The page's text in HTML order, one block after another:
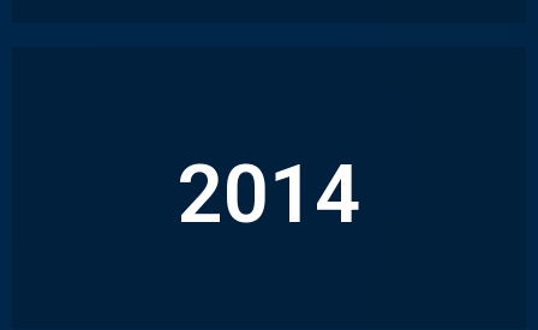
2014
ROURISSOL PASSE UN CAP ET DEVIENT
PRESTATAIRE DE GROUPES TELS QUE VINCI,
COGEDIM ET ICADE